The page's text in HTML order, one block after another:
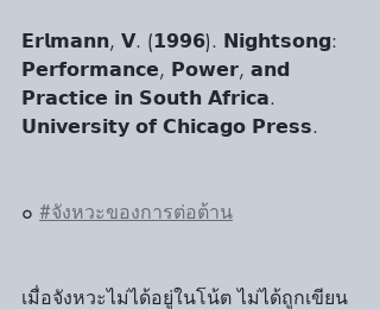
𝗘𝗿𝗹𝗺𝗮𝗻𝗻, 𝗩. (𝟭𝟵𝟵𝟲). 𝗡𝗶𝗴𝗵𝘁𝘀𝗼𝗻𝗴:
𝗣𝗲𝗿𝗳𝗼𝗿𝗺𝗮𝗻𝗰𝗲, 𝗣𝗼𝘄𝗲𝗿, 𝗮𝗻𝗱
𝗣𝗿𝗮𝗰𝘁𝗶𝗰𝗲 𝗶𝗻 𝗦𝗼𝘂𝘁𝗵 𝗔𝗳𝗿𝗶𝗰𝗮.
𝗨𝗻𝗶𝘃𝗲𝗿𝘀𝗶𝘁𝘆 𝗼𝗳 𝗖𝗵𝗶𝗰𝗮𝗴𝗼 𝗣𝗿𝗲𝘀𝘀.
๐ #จังหวะของการต่อต้าน
เมื่อจังหวะไม่ได้อยู่ในโน้ต ไม่ได้ถูกเขียน